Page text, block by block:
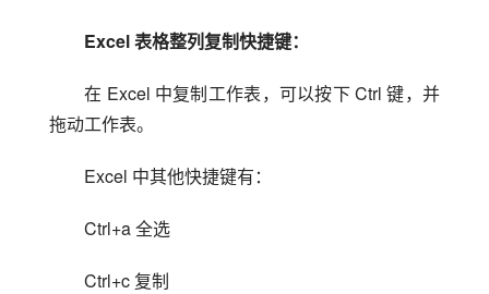
Excel 表格整列复制快捷键：
在 Excel 中复制工作表，可以按下 Ctrl 键，并
拖动工作表。
Excel 中其他快捷键有：
Ctrl+a 全选
Ctrl+c 复制